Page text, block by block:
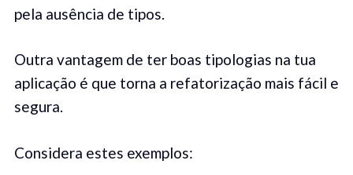
pela ausência de tipos.
Outra vantagem de ter boas tipologias na tua
aplicação é que torna a refatorização mais fácil e
segura.
Considera estes exemplos: